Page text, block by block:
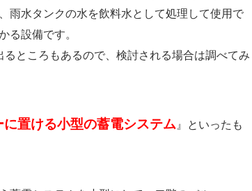
雨水タンクの水を飲料水として処理して使用で
る設備です。
るところもあるので、検討される場合は調べてみ
置ける小型の蓄電システム 』といったも